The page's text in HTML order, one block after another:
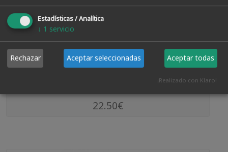
VER PRODUCTO
22.50€
Estadísticas / Analítica
↓ 1 servicio
Rechazar Aceptar seleccionadas Aceptar todas
¡Realizado con Klaro!